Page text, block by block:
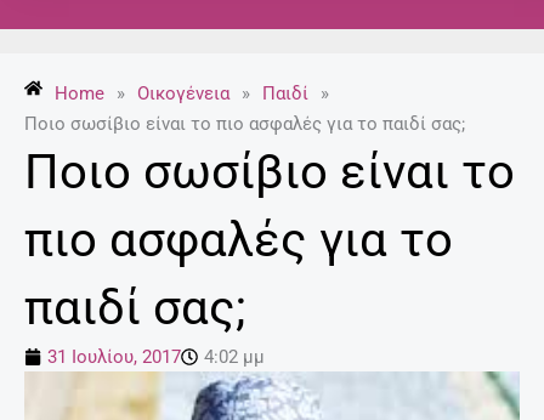
f
m
p
Home » Οικογένεια » Παιδί
»
Ποιο σωσίβιο είναι το πιο ασφαλές για το παιδί σας;
Ποιο σωσίβιο είναι το
πιο ασφαλές για το
παιδί σας;
31 Ιουλίου, 2017 4:02 μμ